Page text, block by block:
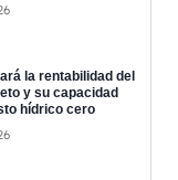
la rentabilidad del
y su capacidad
hídrico cero